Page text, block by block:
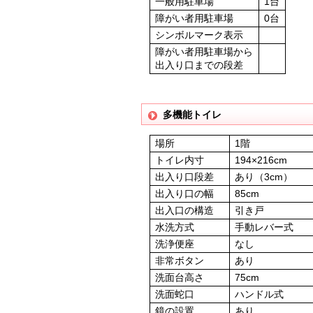
障がい者用駐車場
0台
シンボルマーク表示
障がい者用駐車場から
出入り口までの段差
多機能トイレ
場所
1階
トイレ内寸
194×216cm
出入り口段差
あり（3cm）
出入り口の幅
85cm
出入口の構造
引き戸
水洗方式
手動レバー式
洗浄便座
なし
非常ボタン
あり
洗面台高さ
75cm
洗面蛇口
ハンドル式